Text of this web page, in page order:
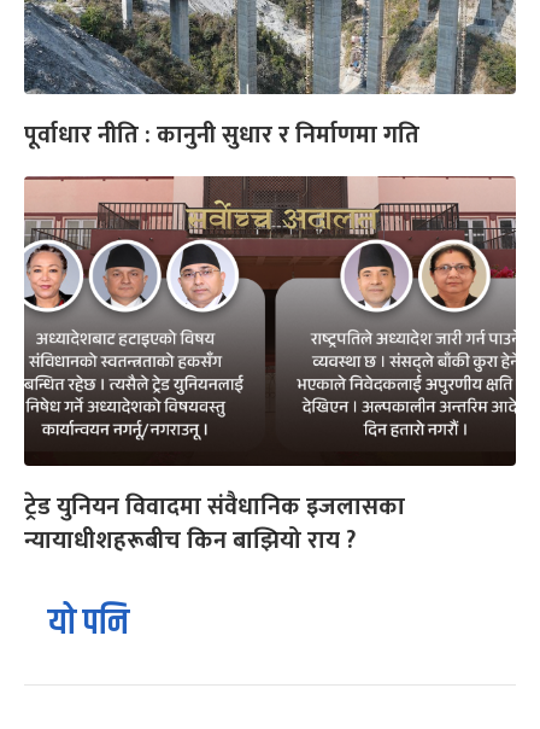
पूर्वाधार नीति : कानुनी सुधार र निर्माणमा गति
ट्रेड युनियन विवादमा संवैधानिक इजलासका
न्यायाधीशहरूबीच किन बाझियो राय ?
यो पनि